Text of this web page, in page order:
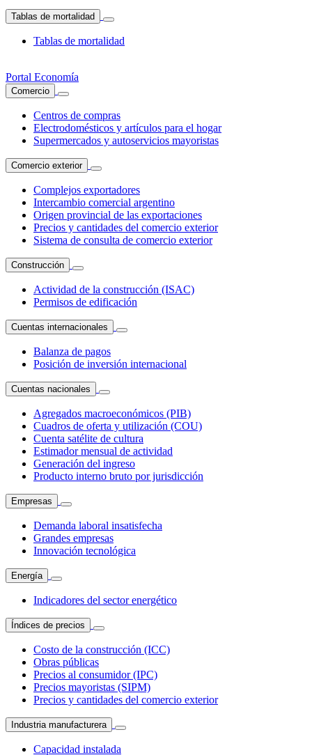
Tablas de mortalidad
Tablas de mortalidad
Portal Economía
Comercio
Centros de compras
Electrodomésticos y artículos para el hogar
Supermercados y autoservicios mayoristas
Comercio exterior
Complejos exportadores
Intercambio comercial argentino
Origen provincial de las exportaciones
Precios y cantidades del comercio exterior
Sistema de consulta de comercio exterior
Construcción
Actividad de la construcción (ISAC)
Permisos de edificación
Cuentas internacionales
Balanza de pagos
Posición de inversión internacional
Cuentas nacionales
Agregados macroeconómicos (PIB)
Cuadros de oferta y utilización (COU)
Cuenta satélite de cultura
Estimador mensual de actividad
Generación del ingreso
Producto interno bruto por jurisdicción
Empresas
Demanda laboral insatisfecha
Grandes empresas
Innovación tecnológica
Energía
Indicadores del sector energético
Índices de precios
Costo de la construcción (ICC)
Obras públicas
Precios al consumidor (IPC)
Precios mayoristas (SIPM)
Precios y cantidades del comercio exterior
Industria manufacturera
Capacidad instalada